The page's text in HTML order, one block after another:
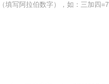
填写阿拉伯数字），如：三加四=7